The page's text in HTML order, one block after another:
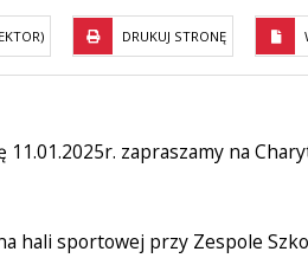
DRUKUJ STRONĘ
11.01.2025r. zapraszamy na
hali sportowej przy Zespole